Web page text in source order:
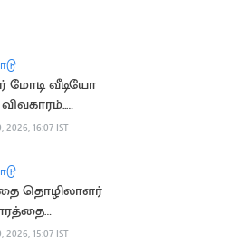
மோடி வீடியோ
மீண்டும்
2026, 16:07 IST
தொழிலாளர்
சிறப்பு
2026, 15:07 IST